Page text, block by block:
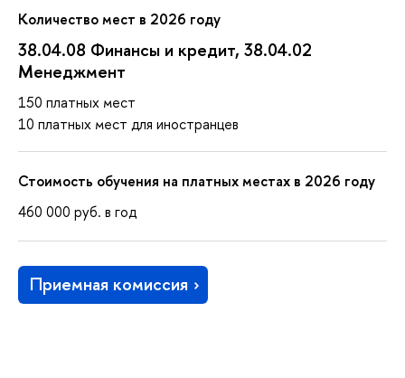
Количество мест в 2026 году
38.04.08 Финансы и кредит, 38.04.02
Менеджмент
150 платных мест
10 платных мест для иностранцев
Стоимость обучения на платных местах в 2026 году
460 000 руб. в год
Приемная комиссия